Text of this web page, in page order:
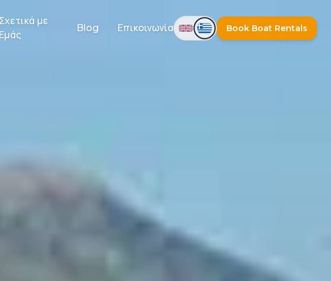
Σχετικά με
Εμάς
Blog Επικοινωνία Book Boat Rentals